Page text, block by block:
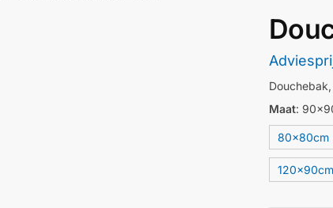
Maat:
80x80cm
120×90cm